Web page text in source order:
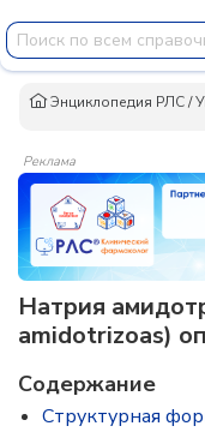
Энциклопедия РЛС/
Реклама
Натрия
amidotrizoas)
Содержание
Структурная